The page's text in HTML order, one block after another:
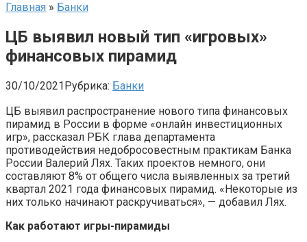
Главная » Банки
ЦБ выявил новый тип «игровых»
финансовых пирамид
30/10/2021Рубрика: Банки
ЦБ выявил распространение нового типа финансовых
пирамид в России в форме «онлайн инвестиционных
игр», рассказал РБК глава департамента
противодействия недобросовестным практикам Банка
России Валерий Лях. Таких проектов немного, они
составляют 8% от общего числа выявленных за третий
квартал 2021 года финансовых пирамид. «Некоторые из
них только начинают раскручиваться», — добавил Лях.
Как работают игры-пирамиды